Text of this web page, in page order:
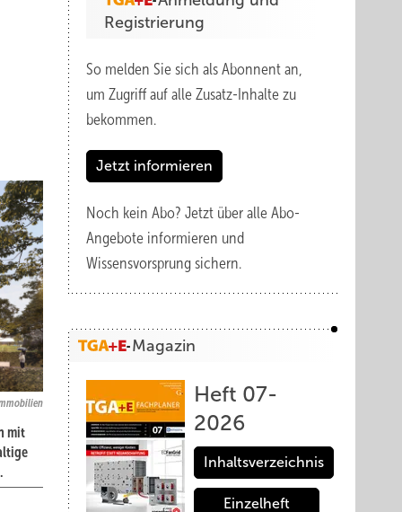
mit
Registrierung
So melden Sie sich als Abonnent an,
um Zugriff auf alle Zusatz-Inhalte zu
bekommen.
Jetzt informieren
Noch kein Abo? Jetzt über alle Abo-
Angebote informieren und
Wissensvorsprung sichern.
Magazin
Heft 07-
2026
Inhaltsverzeichnis
Einzelheft